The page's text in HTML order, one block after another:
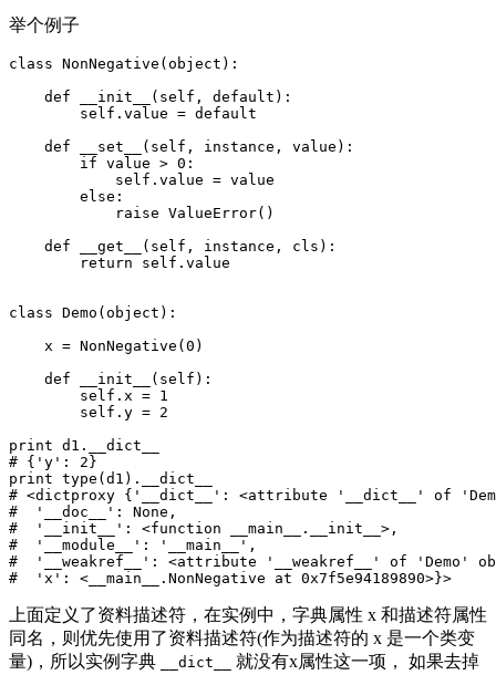
举个例子
class NonNegative(object):
    def __init__(self, default):
        self.value = default
    def __set__(self, instance, value):
        if value > 0:
            self.value = value
        else:
            raise ValueError()
    def __get__(self, instance, cls):
        return self.value
class Demo(object):
    x = NonNegative(0)
    def __init__(self):
        self.x = 1
        self.y = 2
print d1.__dict__
# {'y': 2}
print type(d1).__dict__
# <dictproxy {'__dict__': <attribute '__dict__' of
#  '__doc__': None,
#  '__init__': <function __main__.__init__>,
#  '__module__': '__main__',
#  '__weakref__': <attribute '__weakref__' of 'Demo'
上面定义了资料描述符，在实例中，字典属性 x 和描述符属性
同名，则优先使用了资料描述符(作为描述符的 x 是一个类变
量)，所以实例字典
__dict__
就没有x属性这一项， 如果去掉